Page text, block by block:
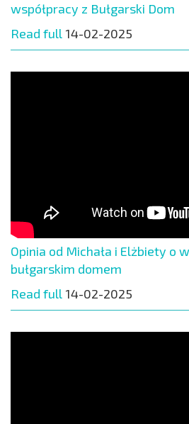
współpracy z Bułgarski Dom
Read full 14-02-2025
Opinia od Michała i Elżbiety o
bułgarskim domem
Read full 14-02-2025